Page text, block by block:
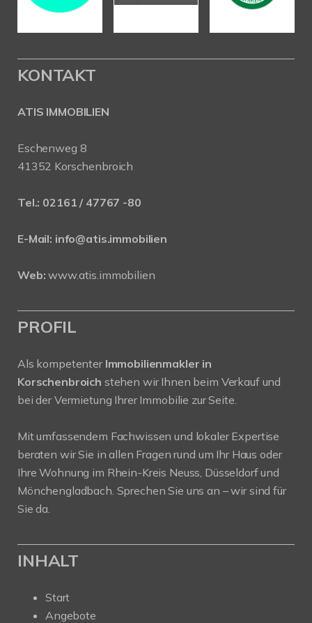
KONTAKT
ATIS IMMOBILIEN
Eschenweg 8
41352 Korschenbroich
Tel.: 02161 / 47767 -80
E-Mail: info@atis.immobilien
Web: www.atis.immobilien
PROFIL
Als kompetenter Immobilienmakler in
Korschenbroich stehen wir Ihnen beim Verkauf und
bei der Vermietung Ihrer Immobilie zur Seite.
Mit umfassendem Fachwissen und lokaler Expertise
beraten wir Sie in allen Fragen rund um Ihr Haus oder
Ihre Wohnung im Rhein-Kreis Neuss, Düsseldorf und
Mönchengladbach. Sprechen Sie uns an – wir sind für
Sie da.
INHALT
Start
Angebote